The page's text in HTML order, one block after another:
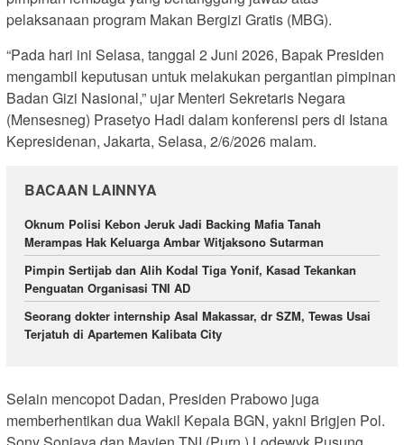
pelaksanaan program Makan Bergizi Gratis (MBG).
“Pada hari ini Selasa, tanggal 2 Juni 2026, Bapak Presiden
mengambil keputusan untuk melakukan pergantian pimpinan
Badan Gizi Nasional,” ujar Menteri Sekretaris Negara
(Mensesneg) Prasetyo Hadi dalam konferensi pers di Istana
Kepresidenan, Jakarta, Selasa, 2/6/2026 malam.
BACAAN LAINNYA
Oknum Polisi Kebon Jeruk Jadi Backing Mafia Tanah
Merampas Hak Keluarga Ambar Witjaksono Sutarman
Pimpin Sertijab dan Alih Kodal Tiga Yonif, Kasad Tekankan
Penguatan Organisasi TNI AD
Seorang dokter internship Asal Makassar, dr SZM, Tewas Usai
Terjatuh di Apartemen Kalibata City
Selain mencopot Dadan, Presiden Prabowo juga
memberhentikan dua Wakil Kepala BGN, yakni Brigjen Pol.